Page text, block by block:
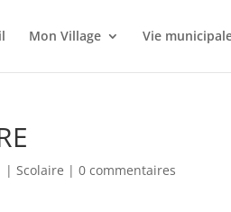
Mon Village Vie
|Scolaire |0 commentaires